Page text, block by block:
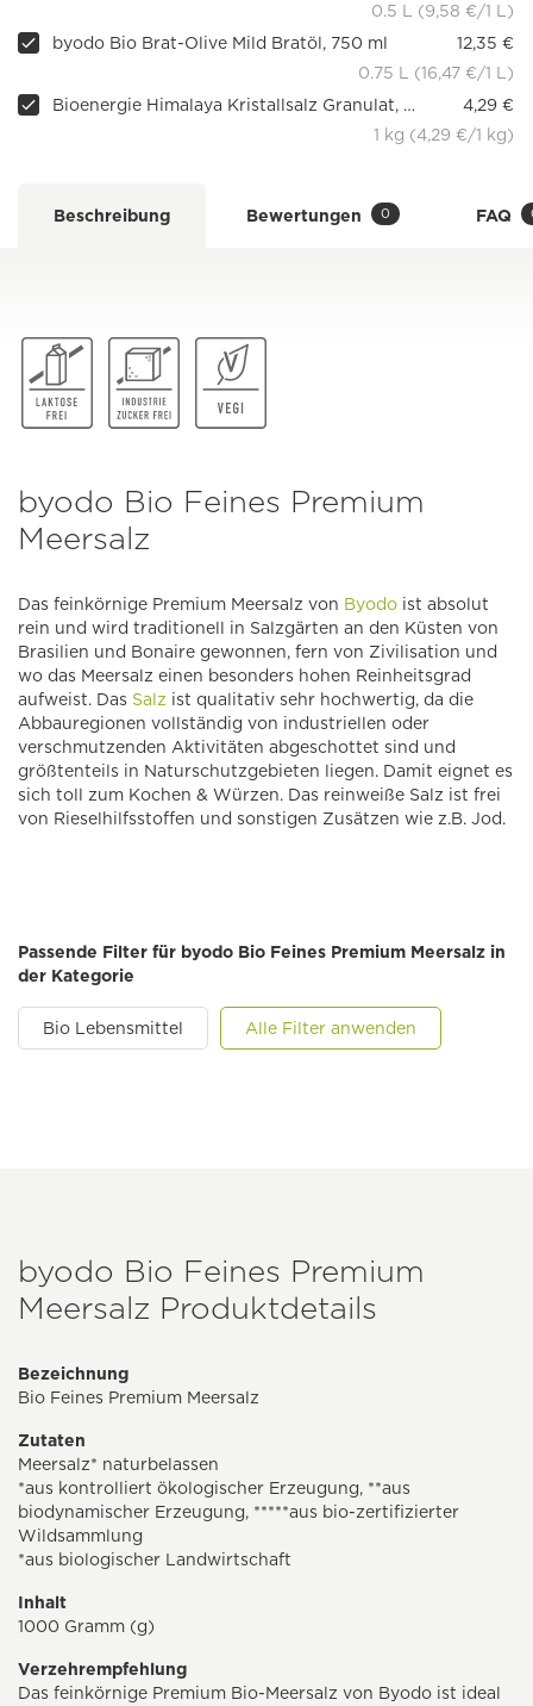
0.5 L (9,58 €/1 L)
byodo Bio Brat-Olive Mild Bratöl, 750 ml
12,35 €
0.75 L (16,47 €/1 L)
Bioenergie Himalaya Kristallsalz Granulat, unjodiert
4,29 €
1 kg (4,29 €/1 kg)
Beschreibung Bewertungen 0 FAQ
byodo Bio Feines Premium
Meersalz
Das feinkörnige Premium Meersalz von Byodo ist absolut
rein und wird traditionell in Salzgärten an den Küsten von
Brasilien und Bonaire gewonnen, fern von Zivilisation und
wo das Meersalz einen besonders hohen Reinheitsgrad
aufweist. Das Salz ist qualitativ sehr hochwertig, da die
Abbauregionen vollständig von industriellen oder
verschmutzenden Aktivitäten abgeschottet sind und
größtenteils in Naturschutzgebieten liegen. Damit eignet es
sich toll zum Kochen & Würzen. Das reinweiße Salz ist frei
von Rieselhilfsstoffen und sonstigen Zusätzen wie z.B. Jod.
Passende Filter für byodo Bio Feines Premium Meersalz in
der Kategorie
Bio Lebensmittel Alle Filter anwenden
byodo Bio Feines Premium
Meersalz Produktdetails
Bezeichnung
Bio Feines Premium Meersalz
Zutaten
Meersalz* naturbelassen
*aus kontrolliert ökologischer Erzeugung, **aus
biodynamischer Erzeugung, *****aus bio-zertifizierter
Wildsammlung
*aus biologischer Landwirtschaft
Inhalt
1000 Gramm (g)
Verzehrempfehlung
Das feinkörnige Premium Bio-Meersalz von Byodo ist ideal